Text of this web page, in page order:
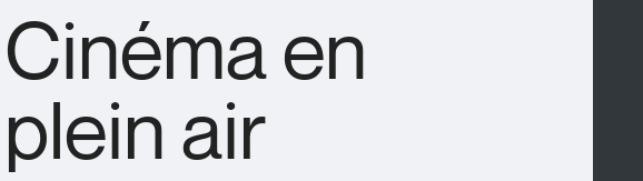
Cinéma en
plein air